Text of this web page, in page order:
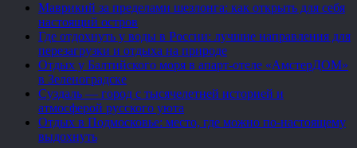
Маврикий за пределами шезлонга: как открыть для себя
настоящий остров
Где отдохнуть у воды в России: лучшие направления для
перезагрузки и отдыха на природе
Отдых у Балтийского моря в апарт-отеле «АмстерДОМ»
в Зеленоградске
Суздаль — город с тысячелетней историей и
атмосферой русского уюта
Отдых в Подмосковье: место, где можно по-настоящему
выдохнуть